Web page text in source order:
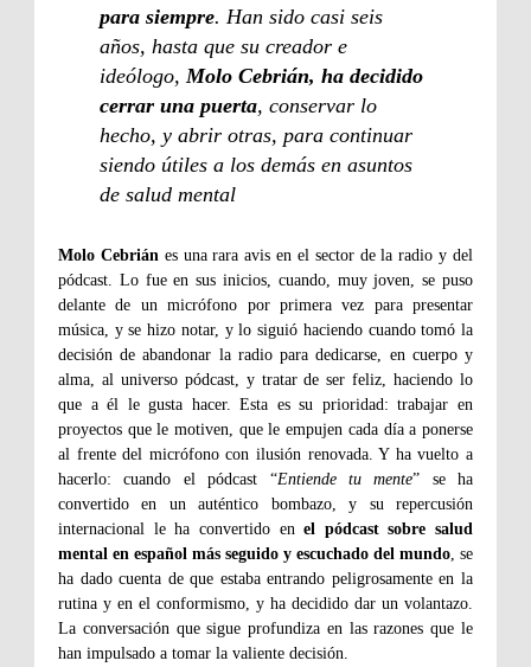
para siempre. Han sido casi seis
años, hasta que su creador e
ideólogo, Molo Cebrián, ha decidido
cerrar una puerta, conservar lo
hecho, y abrir otras, para continuar
siendo útiles a los demás en asuntos
de salud mental
Molo Cebrián es una rara avis en el sector de la radio y del
pódcast. Lo fue en sus inicios, cuando, muy joven, se puso
delante de un micrófono por primera vez para presentar
música, y se hizo notar, y lo siguió haciendo cuando tomó la
decisión de abandonar la radio para dedicarse, en cuerpo y
alma, al universo pódcast, y tratar de ser feliz, haciendo lo
que a él le gusta hacer. Esta es su prioridad: trabajar en
proyectos que le motiven, que le empujen cada día a ponerse
al frente del micrófono con ilusión renovada. Y ha vuelto a
hacerlo: cuando el pódcast “Entiende tu mente” se ha
convertido en un auténtico bombazo, y su repercusión
internacional le ha convertido enel pódcast sobre salud
mental en español más seguido y escuchado del mundo , se
ha dado cuenta de que estaba entrando peligrosamente en la
rutina y en el conformismo, y ha decidido dar un volantazo.
La conversación que sigue profundiza en las razones que le
han impulsado a tomar la valiente decisión.